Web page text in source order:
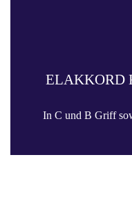
ELAKKORD
In C und B Griff